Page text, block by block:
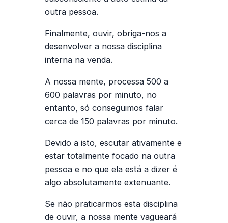
outra pessoa.
Finalmente, ouvir, obriga-nos a
desenvolver a nossa disciplina
interna na venda.
A nossa mente, processa 500 a
600 palavras por minuto, no
entanto, só conseguimos falar
cerca de 150 palavras por minuto.
Devido a isto, escutar ativamente e
estar totalmente focado na outra
pessoa e no que ela está a dizer é
algo absolutamente extenuante.
Se não praticarmos esta disciplina
de ouvir, a nossa mente vagueará